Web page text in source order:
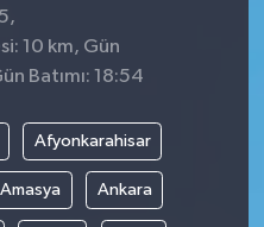
10 km, Gün
Batımı: 18:54
Afyonkarahisar
Amasya Ankara